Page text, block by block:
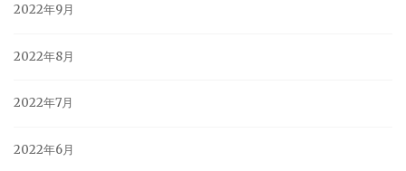
2022年9月
2022年8月
2022年7月
2022年6月